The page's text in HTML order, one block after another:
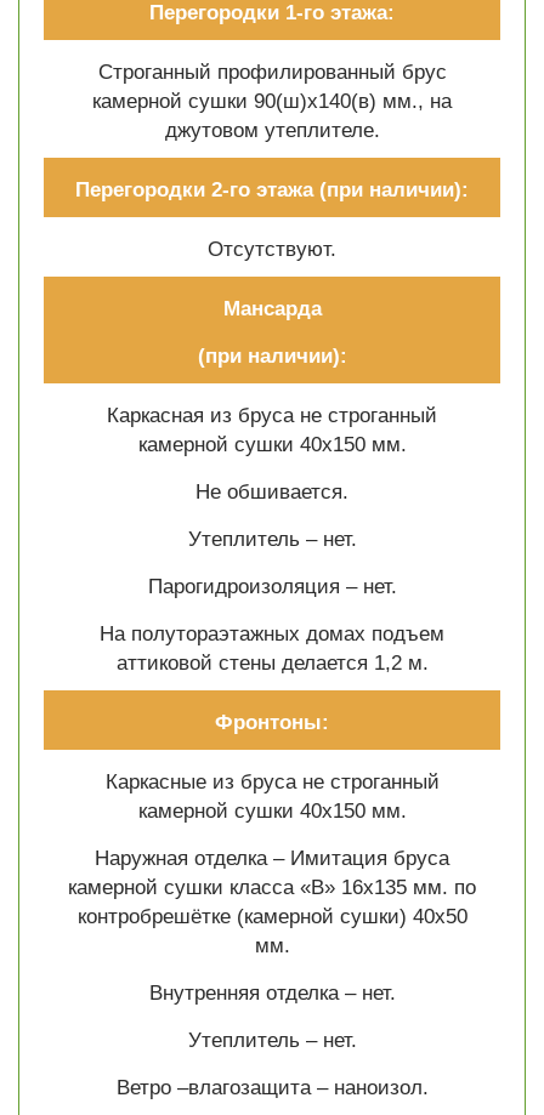
Перегородки 1-го этажа:
Строганный профилированный брус
камерной сушки 90(ш)х140(в) мм., на
джутовом утеплителе.
Перегородки 2-го этажа (при наличии):
Отсутствуют.
Мансарда
(при наличии):
Каркасная из бруса не строганный
камерной сушки 40х150 мм.
Не обшивается.
Утеплитель – нет.
Парогидроизоляция – нет.
На полутораэтажных домах подъем
аттиковой стены делается 1,2 м.
Фронтоны:
Каркасные из бруса не строганный
камерной сушки 40х150 мм.
Наружная отделка – Имитация бруса
камерной сушки класса «В» 16х135 мм. по
контробрешётке (камерной сушки) 40х50
мм.
Внутренняя отделка – нет.
Утеплитель – нет.
Ветро –влагозащита – наноизол.